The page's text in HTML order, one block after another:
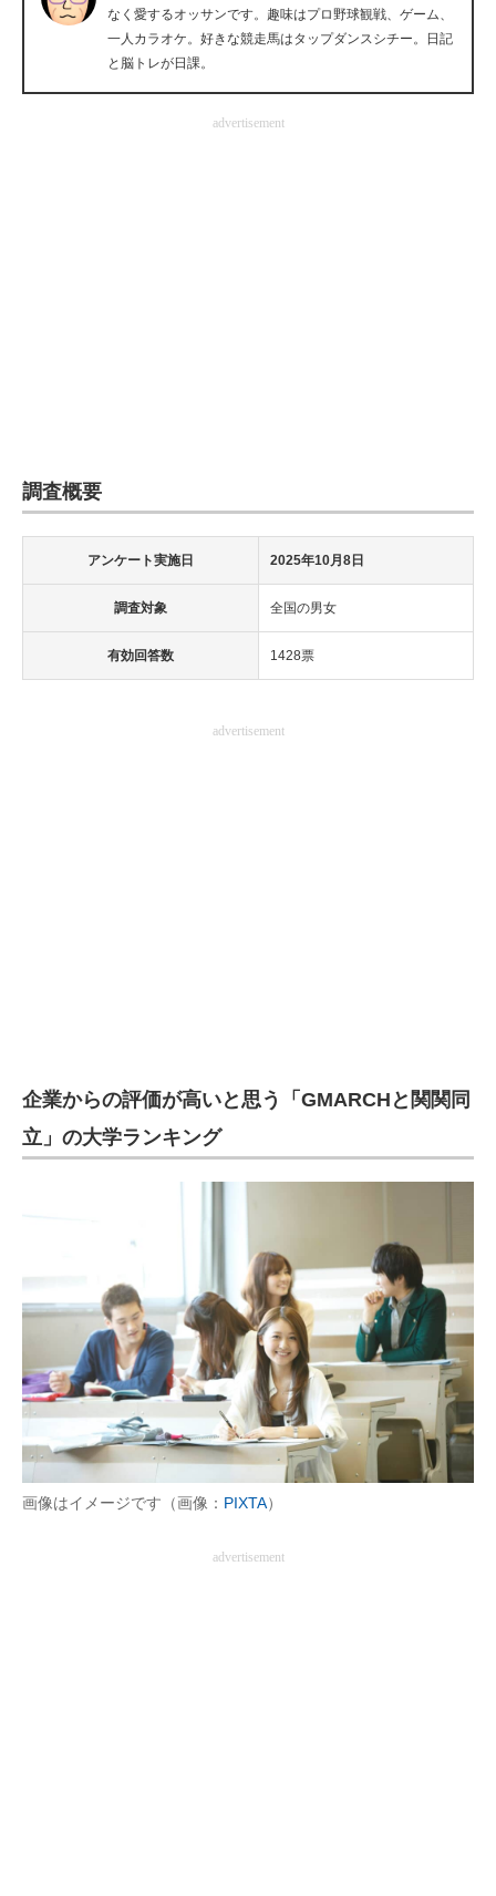
製造業のIT導入・活用を支援
エレクトロニクス専門サイト
なく愛するオッサンです。趣味はプロ野球観戦、ゲーム、
一人カラオケ。好きな競走馬はタップダンスシチー。日記
と脳トレが日課。
advertisement
調査概要
アンケート実施日 2025年10月8日
調査対象 全国の男女
有効回答数 1428票
advertisement
企業からの評価が高いと思う「GMARCHと関関同
立」の大学ランキング
画像はイメージです（画像： PIXTA）
advertisement